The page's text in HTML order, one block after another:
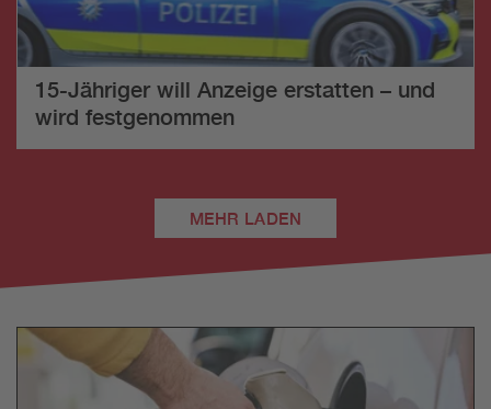
15-Jähriger will Anzeige erstatten – und
wird festgenommen
MEHR LADEN